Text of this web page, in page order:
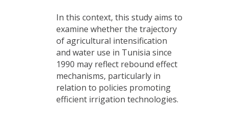
In this context, this study aims to
examine whether the trajectory
of agricultural intensification
and water use in Tunisia since
1990 may reflect rebound effect
mechanisms, particularly in
relation to policies promoting
efficient irrigation technologies.